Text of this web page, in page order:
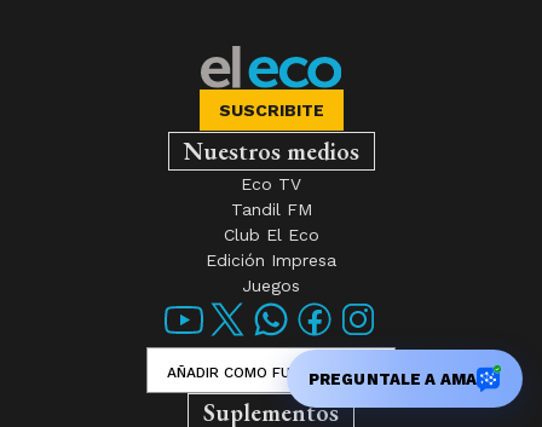
SUSCRIBITE
Nuestros medios
Eco TV
Tandil FM
Club El Eco
Edición Impresa
Juegos
AÑADIR COMO FUENTE EN
PREGUNTALE A AMA